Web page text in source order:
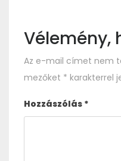
Vélemény,
Az e-mail címet nem
mezőket * karakterrel
Hozzászólás *